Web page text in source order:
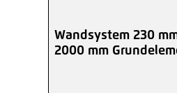
Wandsystem 230
2000 mm